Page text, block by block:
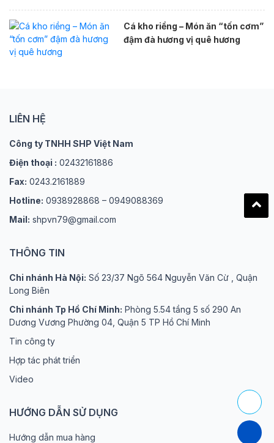
Cá kho riềng – Món ăn “tốn cơm”
đậm đà hương vị quê hương
LIÊN HỆ
Công ty TNHH SHP Việt Nam
Điện thoại : 02432161886
Fax: 0243.2161889
Hotline: 0938928868 – 0949088369
Mail: shpvn79@gmail.com
THÔNG TIN
Chi nhánh Hà Nội: Số 23/37 Ngõ 564 Nguyễn Văn Cừ , Quận
Long Biên
Chi nhánh Tp Hồ Chí Minh: Phòng 5.54 tầng 5 số 290 An
Dương Vương Phường 04, Quận 5 TP Hồ Chí Minh
Tin công ty
Hợp tác phát triển
Video
HƯỚNG DẪN SỬ DỤNG
Hướng dẫn mua hàng